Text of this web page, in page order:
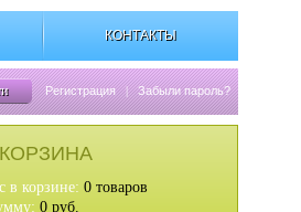
КОНТАКТЫ
Регистрация | Забыли пароль?
в корзине: 0 товаров
0 руб.